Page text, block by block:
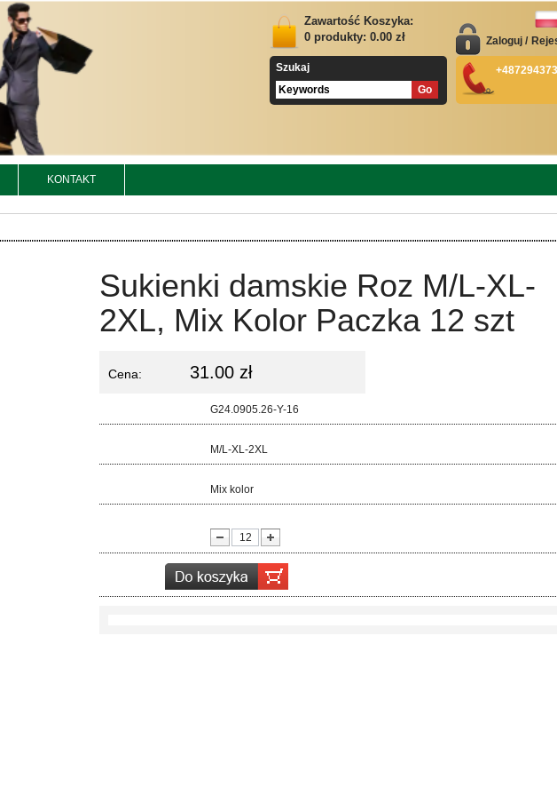
Zawartość Koszyka:
0 produkty: 0.00 zł
Szukaj
Zaloguj /
KONTAKT
Sukienki damskie Roz M/L-XL-
2XL, Mix Kolor Paczka 12 szt
Cena: 31.00 zł
G24.0905.26-Y-16
M/L-XL-2XL
Mix kolor